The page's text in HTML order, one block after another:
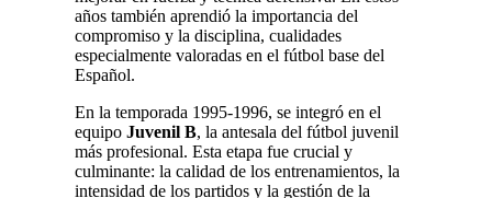
años también aprendió la importancia del
compromiso y la disciplina, cualidades
especialmente valoradas en el fútbol base del
Español.
En la temporada 1995-1996, se integró en el
equipo Juvenil B, la antesala del fútbol juvenil
más profesional. Esta etapa fue crucial y
culminante: la calidad de los entrenamientos, la
intensidad de los partidos y la gestión de la